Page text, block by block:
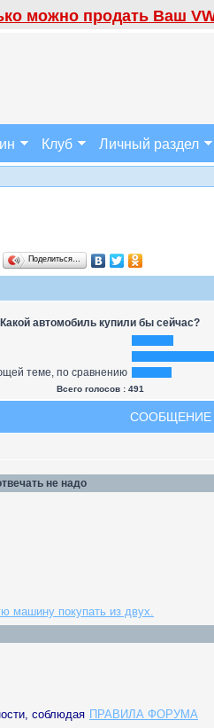
можно продать Ваш
Клуб Личный раздел
Поделиться…
Какой автомобиль купили бы сейчас?
теме, по сравнению
Всего голосов : 491
СООБЩЕНИЕ
не надо
машину покупать из двух.
соблюдая ПРАВИЛА ФОРУМА